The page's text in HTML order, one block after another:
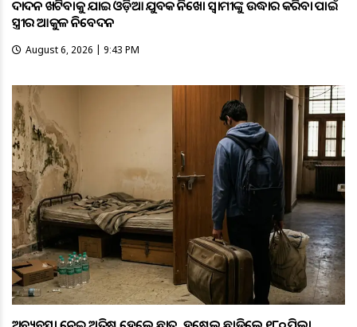
ଦାଦନ ଖଟିବାକୁ ଯାଇ ଓଡ଼ିଆ ଯୁବକ ନିଖୋଜ ସ୍ବାମୀଙ୍କୁ ଉଦ୍ଧାର କରିବା ପାଇଁ
ସ୍ତ୍ରୀର ଆକୁଳ ନିବେଦନ
August 6, 2026 | 9:43 PM